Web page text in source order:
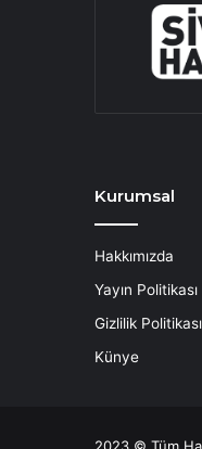
Kurumsal
Hakkımızda
Yayın Politikası
Gizlilik Politikası
Künye